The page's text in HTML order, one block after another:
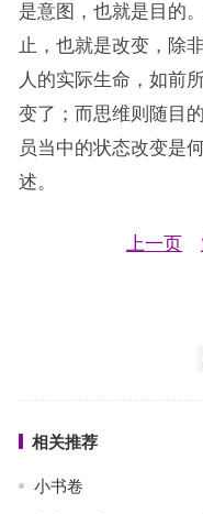
是意图，也就是目的
止，也就是改变，除
人的实际生命，如前
变了；而思维则随目
员当中的状态改变是
述。
上一页
相关推荐
小书卷